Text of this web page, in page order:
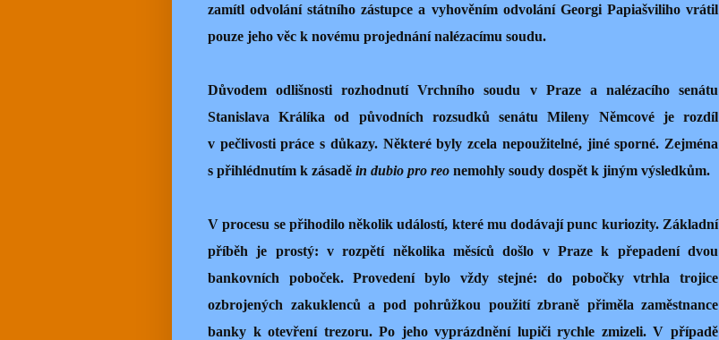
zamítl odvolání státního zástupce a vyhověním odvolání Georgi Papiašviliho vrátil
pouze jeho věc k novému projednání nalézacímu soudu.
Důvodem odlišnosti rozhodnutí Vrchního soudu v Praze a nalézacího senátu
Stanislava Králíka od původních rozsudků senátu Mileny Němcové je rozdíl
v pečlivosti práce s důkazy. Některé byly zcela nepoužitelné, jiné sporné. Zejména
s přihlédnutím k zásadě in dubio pro reo nemohly soudy dospět k jiným výsledkům.
V procesu se přihodilo několik událostí, které mu dodávají punc kuriozity. Základní
příběh je prostý: v rozpětí několika měsíců došlo v Praze k přepadení dvou
bankovních poboček. Provedení bylo vždy stejné: do pobočky vtrhla trojice
ozbrojených zakuklenců a pod pohrůžkou použití zbraně přiměla zaměstnance
banky k otevření trezoru. Po jeho vyprázdnění lupiči rychle zmizeli. V případě